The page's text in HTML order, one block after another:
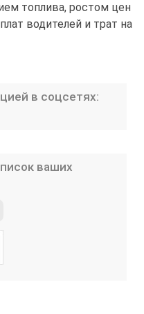
топлива, ростом цен
водителей и трат на
в соцсетях:
ваших